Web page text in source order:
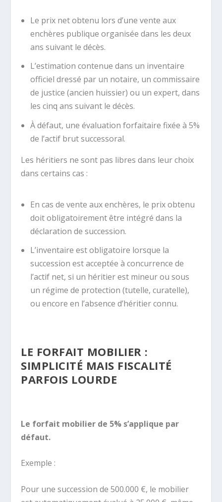
Le prix net obtenu lors d’une vente aux
enchères publique organisée dans les deux
ans suivant le décès.
L’estimation contenue dans un inventaire
officiel dressé par un notaire, un commissaire
de justice (ancien huissier) ou un expert, dans
les cinq ans suivant le décès.
À défaut, une évaluation forfaitaire fixée à 5%
de l’actif brut successoral.
Les héritiers ne sont pas libres dans leur choix
dans certains cas :
En cas de vente aux enchères, le prix obtenu
doit obligatoirement être intégré dans la
déclaration de succession.
L’inventaire est obligatoire lorsque la
succession est acceptée à concurrence de
l’actif net, si un héritier est mineur ou sous
un régime de protection (tutelle, curatelle),
ou encore en l’absence d’héritier connu.
LE FORFAIT MOBILIER :
SIMPLICITÉ MAIS FISCALITÉ
PARFOIS LOURDE
Le forfait mobilier de 5% s’applique par
défaut.
Exemple :
Pour une succession de 500.000 €, le mobilier